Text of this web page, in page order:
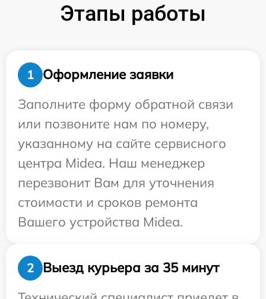
Этапы работы
1
Оформление заявки
Заполните форму обратной связи
или позвоните нам по номеру,
указанному на сайте сервисного
центра Midea. Наш менеджер
перезвонит Вам для уточнения
стоимости и сроков ремонта
Вашего устройства Midea.
2
Выезд курьера за 35 минут